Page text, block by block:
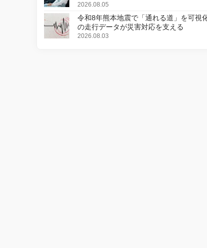
2026.08.05
令和8年熊本地震で「通れる道」を可視
の走行データが災害対応を支える
2026.08.03